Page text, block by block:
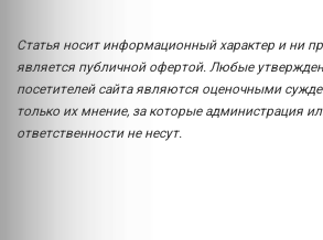
Статья носит информационный характер и ни
является публичной офертой. Любые
посетителей сайта являются оценочными
только их мнение, за которые администрация
ответственности не несут.